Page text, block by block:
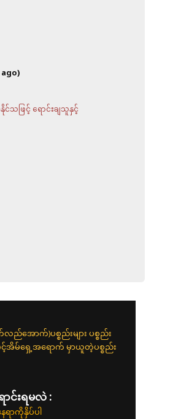
ဖြင့် ရောင်းချသူနှင့်
ောက်)ပစ္စည်းများ ပစ္စည်း
သင့်အိမ်ရှေ့အရောက် မှာယူတဲ့ပစ္စည်း
င်းရမလဲ :
ာကိုနှိပ်ပါ